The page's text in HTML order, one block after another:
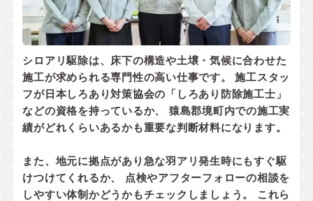
シロアリ駆除は、床下の構造や土壌・気候に合わせた
施工が求められる専門性の高い仕事です。 施工スタッ
フが日本しろあり対策協会の「しろあり防除施工士」
などの資格を持っているか、 猿島郡境町内での施工実
績がどれくらいあるかも重要な判断材料になります。
また、地元に拠点があり 急な羽アリ発生時にもすぐ駆
けつけてくれるか、 点検やアフターフォローの相談を
しやすい体制かどうかもチェックしましょう。 これら